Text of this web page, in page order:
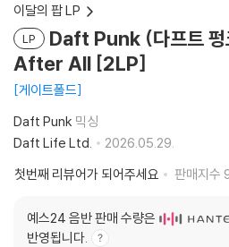
이달의 팝 LP
LP
Daft Punk (다프트
After All [2LP]
게이트폴드
Daft Punk 믹싱
Daft Life Ltd.
2026.05.29.
첫번째 리뷰어가 되어주세요
판매지수
예스24 음반 판매 수량은
반영됩니다.